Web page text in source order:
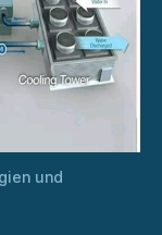
und